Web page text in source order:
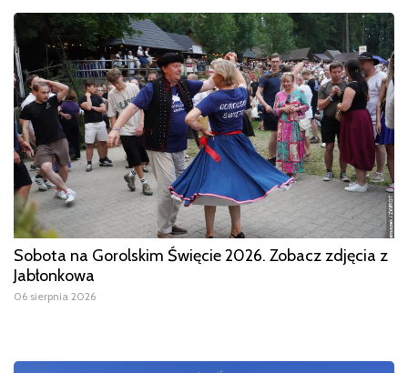
Sobota na Gorolskim Święcie 2026. Zobacz zdjęcia z
Jabłonkowa
06 sierpnia 2026